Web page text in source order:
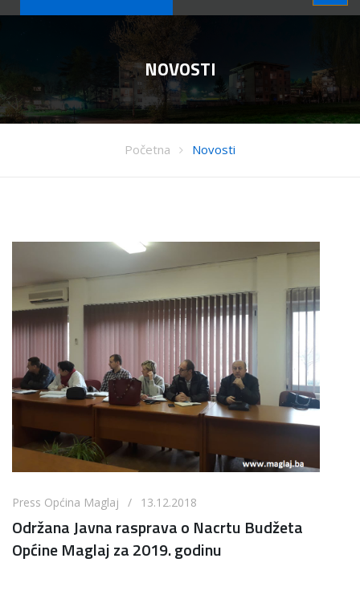
NOVOSTI
Početna Novosti
Press Općina Maglaj / 13.12.2018
Održana Javna rasprava o Nacrtu Budžeta
Općine Maglaj za 2019. godinu